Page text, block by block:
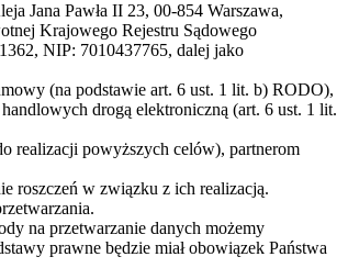
Jana Pawła II 23, 00-854 Warszawa,
Krajowego Rejestru Sądowego
NIP: 7010437765, dalej jako
(na podstawie art. 6 ust. 1 lit. b) RODO),
drogą elektroniczną (art. 6 ust. 1 lit.
realizacji powyższych celów), partnerom
roszczeń w związku z ich realizacją.
na przetwarzanie danych możemy
prawne będzie miał obowiązek Państwa